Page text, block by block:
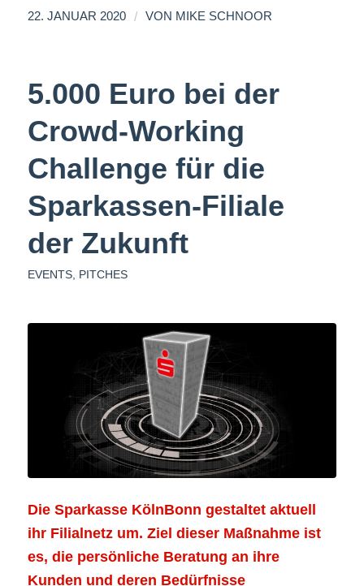
22. JANUAR 2020 / VON MIKE SCHNOOR
5.000 Euro bei der
Crowd-Working
Challenge für die
Sparkassen-Filiale
der Zukunft
EVENTS, PITCHES
Die Sparkasse KölnBonn gestaltet aktuell
ihr Filialnetz um. Ziel dieser Maßnahme ist
es, die persönliche Beratung an ihre
Kunden und deren Bedürfnisse